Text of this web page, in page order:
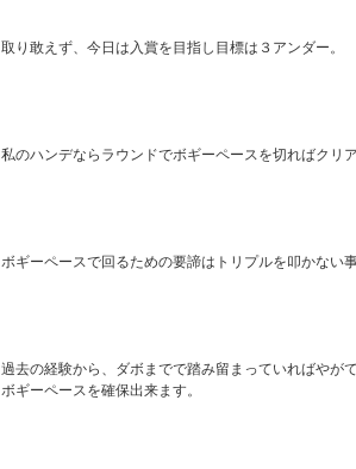
取り敢えず、今日は入賞を目指し目標は３アンダー。
私のハンデならラウンドでボギーペースを切ればクリア
ボギーペースで回るための要諦はトリプルを叩かない事
過去の経験から、ダボまでで踏み留まっていればやが
ボギーペースを確保出来ます。